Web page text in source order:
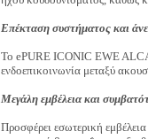
Επέκταση συστήματος και
Το ePURE ICONIC EWE
ενδοεπικοινωνία μεταξύ
Μεγάλη εμβέλεια και
Προσφέρει εσωτερική